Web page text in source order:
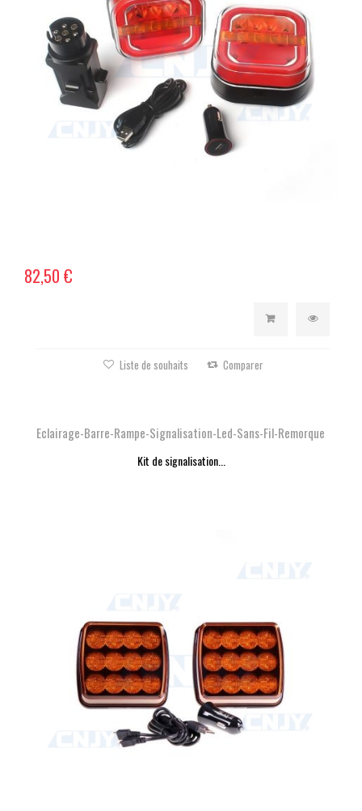
82,50 €
Liste de souhaits Comparer
Eclairage-Barre-Rampe-Signalisation-Led-Sans-Fil-Remorque
Kit de signalisation...